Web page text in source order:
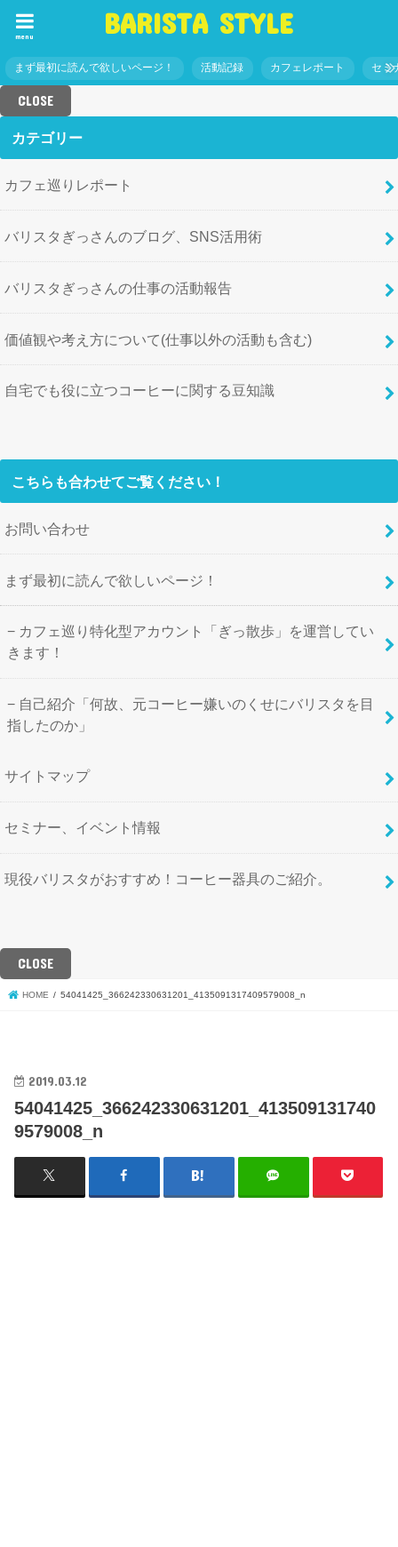
BARISTA STYLE
menu
まず最初に読んで欲しいページ！ 活動記録 カフェレポート セミ
CLOSE
カテゴリー
カフェ巡りレポート
バリスタぎっさんのブログ、SNS活用術
バリスタぎっさんの仕事の活動報告
価値観や考え方について(仕事以外の活動も含む)
自宅でも役に立つコーヒーに関する豆知識
こちらも合わせてご覧ください！
お問い合わせ
まず最初に読んで欲しいページ！
カフェ巡り特化型アカウント「ぎっ散歩」を運営してい
きます！
自己紹介「何故、元コーヒー嫌いのくせにバリスタを目
指したのか」
サイトマップ
セミナー、イベント情報
現役バリスタがおすすめ！コーヒー器具のご紹介。
CLOSE
HOME 54041425_366242330631201_4135091317409579008_n
2019.03.12
54041425_366242330631201_413509131740
9579008_n